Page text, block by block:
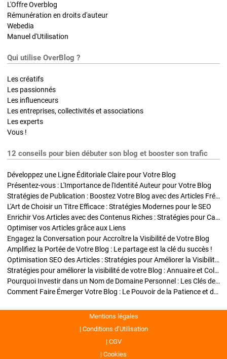
L'Offre Overblog
Rémunération en droits d'auteur
Webedia
Manuel d'Utilisation
Qui utilise OverBlog ?
Les créatifs
Les passionnés
Les influenceurs
Les entreprises, collectivités et associations
Les experts
Vous !
12 conseils pour bien débuter son blog et booster son trafic
Développez une Ligne Éditoriale Claire pour Votre Blog
Présentez-vous : L'Importance de l'Identité Auteur pour Votre Blog
Stratégies de Publication : Boostez Votre Blog avec des Articles Fréquents et Exclusifs
L'Art de Choisir un Titre Efficace : Stratégies Modernes pour le SEO
Enrichir Vos Articles avec des Contenus Riches : Stratégies pour Captiver et Optimiser
Optimiser vos Articles grâce aux Liens
Engagez la Conversation pour Accroître la Visibilité de Votre Blog
Amplifiez la Portée de Votre Blog : Le partage est la clé du succès !
Optimisation SEO des Articles : Stratégies pour Améliorer la Visibilité de Votre Blog
Stratégies pour améliorer la visibilité de votre Blog : Annuaire et Collaborations
Pourquoi Investir dans un Nom de Domaine Personnel : Les Clés de la Réussite de Votre Blog
Comment Faire Émerger Votre Blog : Le Pouvoir de la Patience et de la Persévérance
Mentions légales
Conditions d’Utilisation
CGV
Cookies